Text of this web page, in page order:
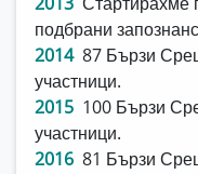
подбрани
2014 87 Бързи
участници.
2015 100 Бързи
участници.
2016 81 Бързи